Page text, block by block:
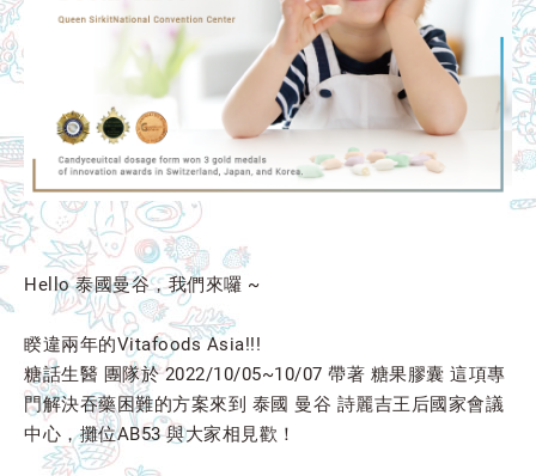
Hello 泰國曼谷，我們來囉 ~
睽違兩年的Vitafoods Asia!!!
糖話生醫 團隊於 2022/10/05~10/07 帶著 糖果膠囊 這項專
門解決吞藥困難的方案來到 泰國 曼谷 詩麗吉王后國家會議
中心，攤位AB53 與大家相見歡！